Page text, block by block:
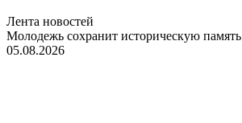
Лента новостей
Молодежь сохранит историческую память
05.08.2026